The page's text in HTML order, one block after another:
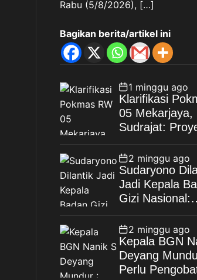
Rabu (5/8/2026), […]
Bagikan berita/artikel ini
1 minggu ago
Klarifikasi
05 Mekarjaya,
Sudrajat:
Sesuai
2 minggu ago
Sudaryono
Jadi Kepala
Gizi Nasional:
Konflik
2 minggu ago
Kepala BGN
Deyang
Perlu